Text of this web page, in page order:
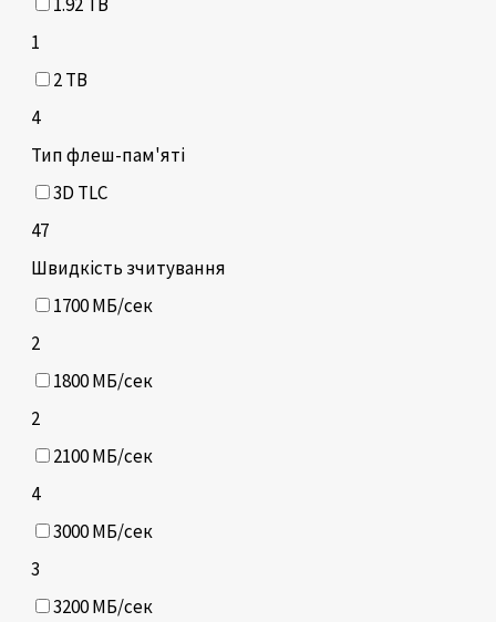
1
2 TB
4
Тип флеш-пам'яті
3D TLC
47
Швидкість зчитування
1700 МБ/сек
2
1800 МБ/сек
2
2100 МБ/сек
4
3000 МБ/сек
3
3200 МБ/сек